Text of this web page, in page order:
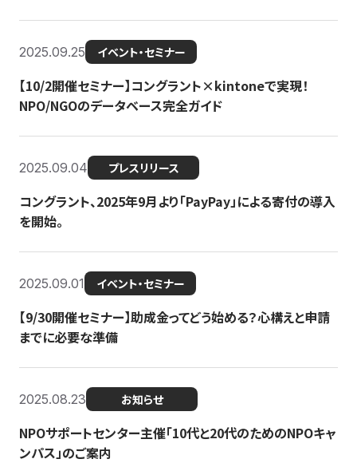
2025.09.25 イベント・セミナー
【10/2開催セミナー】コングラント×kintoneで実現！
NPO/NGOのデータベース完全ガイド
2025.09.04 プレスリリース
コングラント、2025年9月より「PayPay」による寄付の導入
を開始。
2025.09.01 イベント・セミナー
【9/30開催セミナー】助成金ってどう始める？心構えと申請
までに必要な準備
2025.08.23 お知らせ
NPOサポートセンター主催「10代と20代のためのNPOキャ
ンパス」のご案内